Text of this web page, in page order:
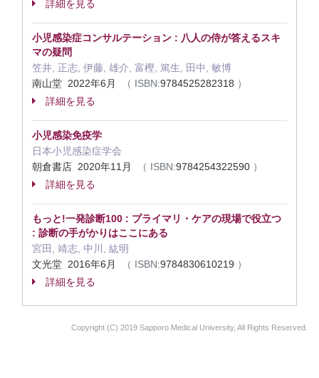
詳細を見る
小児感染症コンサルテーション : 八人の侍が答えるスキ
マの疑問
笠井, 正志, 伊藤, 雄介, 富樫, 篤生, 田中, 敏博
南山堂 2022年6月
（ ISBN:9784525282318 ）
詳細を見る
小児感染免疫学
日本小児感染症学会
朝倉書店 2020年11月
（ ISBN:9784254322590 ）
詳細を見る
もっと!一発診断100 : プライマリ・ケアの現場で役立つ
: 診断の手がかりはここにある
宮田, 靖志, 中川, 紘明
文光堂 2016年6月
（ ISBN:9784830610219 ）
詳細を見る
Copyright (C) 2019 Sapporo Medical University, All Rights Reserved.